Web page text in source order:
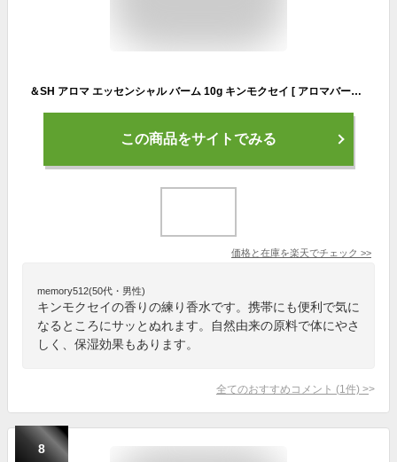
＆SH アロマ エッセンシャル バーム 10g キンモクセイ [ アロマバーム 練り香水 ねり香水 香水 バター メンズ レディース エッセンシャルオイル オーガニック 精油使用 自然 天然 ベース フローラル 保湿 ノンアルコール 金木犀 オスマンサス ]+lt3+
この商品をサイトでみる
価格と在庫を楽天でチェック >>
memory512(50代・男性)
キンモクセイの香りの練り香水です。携帯にも便利で気に
なるところにサッとぬれます。自然由来の原料で体にやさ
しく、保湿効果もあります。
全てのおすすめコメント (1 件) >
8